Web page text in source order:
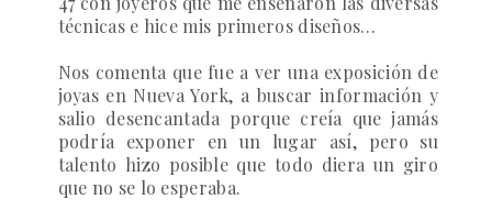
técnicas e hice mis primeros diseños…
Nos comenta que fue a ver una exposición de
joyas en Nueva York, a buscar información y
salio desencantada porque creía que jamás
podría exponer en un lugar así, pero su
talento hizo posible que todo diera un giro
que no se lo esperaba.